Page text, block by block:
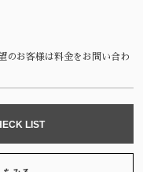
のお客様は料金をお問い合わ
LIST